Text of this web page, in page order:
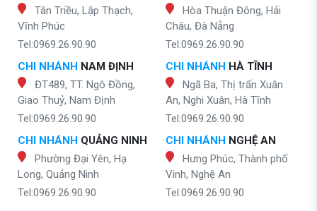
Tân Triều, Lập Thạch,
Vĩnh Phúc
Tel:0969.26.90.90
CHI NHÁNH NAM ĐỊNH
ĐT489, TT. Ngô Đồng,
Giao Thuỷ, Nam Định
Tel:0969.26.90.90
CHI NHÁNH QUẢNG NINH
Phường Đại Yên, Hạ
Long, Quảng Ninh
Tel:0969.26.90.90
Hòa Thuận Đông, Hải
Châu, Đà Nẵng
Tel:0969.26.90.90
CHI NHÁNH HÀ TĨNH
Ngã Ba, Thị trấn Xuân
An, Nghi Xuân, Hà Tĩnh
Tel:0969.26.90.90
CHI NHÁNH NGHỆ AN
Hưng Phúc, Thành phố
Vinh, Nghệ An
Tel:0969.26.90.90